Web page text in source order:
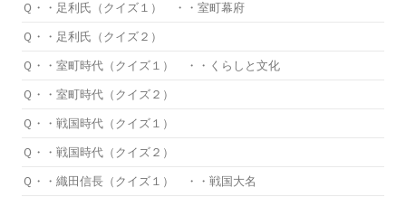
Ｑ・・足利氏（クイズ１） ・・室町幕府
Ｑ・・足利氏（クイズ２）
Ｑ・・室町時代（クイズ１） ・・くらしと文化
Ｑ・・室町時代（クイズ２）
Ｑ・・戦国時代（クイズ１）
Ｑ・・戦国時代（クイズ２）
Ｑ・・織田信長（クイズ１） ・・戦国大名